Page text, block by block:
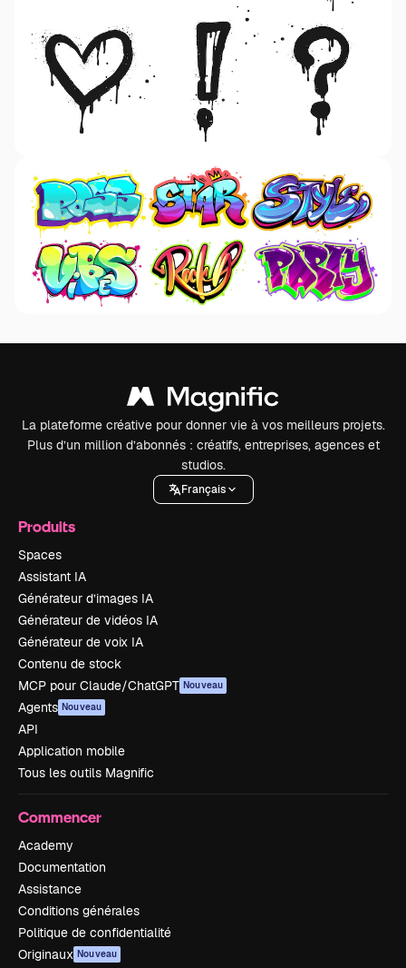
La plateforme créative pour donner vie à vos meilleurs projets.
Plus d’un million d’abonnés : créatifs, entreprises, agences et
studios.
Français
Produits
Spaces
Assistant IA
Générateur d’images IA
Générateur de vidéos IA
Générateur de voix IA
Contenu de stock
MCP pour Claude/ChatGPT Nouveau
Agents Nouveau
API
Application mobile
Tous les outils Magnific
Commencer
Academy
Documentation
Assistance
Conditions générales
Politique de confidentialité
Originaux Nouveau